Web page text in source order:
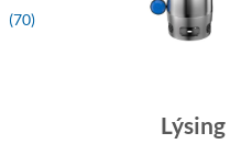
Lýsing
(70)